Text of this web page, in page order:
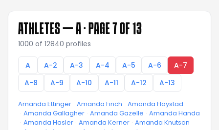
ATHLETES — A· PAGE 7 OF 13
1000 of 12840 profiles
A A-2 A-3 A-4 A-5 A-6
A-7
A-8
A-9 A-10 A-11 A-12 A-13
Amanda Ettinger · Amanda Finch · Amanda Floystad
· Amanda Gallagher · Amanda Gazelle · Amanda Handa
· Amanda Hasler · Amanda Kerner · Amanda Knutson